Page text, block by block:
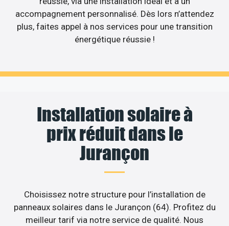
accompagnement personnalisé. Dès lors n’attendez
plus, faites appel à nos services pour une transition
énergétique réussie !
Installation solaire à
prix réduit dans le
Jurançon
Choisissez notre structure pour l’installation de
panneaux solaires dans le Jurançon (64). Profitez du
meilleur tarif via notre service de qualité. Nous